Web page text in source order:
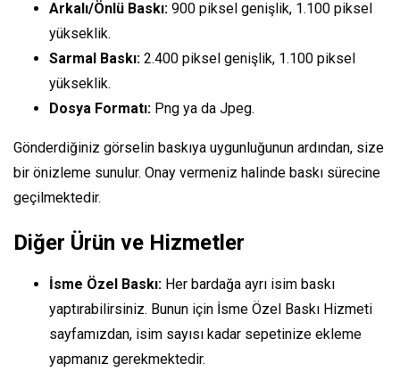
Arkalı/Önlü Baskı: 900 piksel genişlik, 1.100 piksel
yükseklik.
Sarmal Baskı: 2.400 piksel genişlik, 1.100 piksel
yükseklik.
Dosya Formatı: Png ya da Jpeg.
Gönderdiğiniz görselin baskıya uygunluğunun ardından, size
bir önizleme sunulur. Onay vermeniz halinde baskı sürecine
geçilmektedir.
Diğer Ürün ve Hizmetler
İsme Özel Baskı: Her bardağa ayrı isim baskı
yaptırabilirsiniz. Bunun için İsme Özel Baskı Hizmeti
sayfamızdan, isim sayısı kadar sepetinize ekleme
yapmanız gerekmektedir.